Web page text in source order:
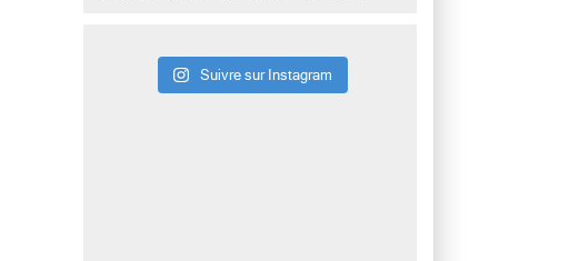
Suivre sur Instagram